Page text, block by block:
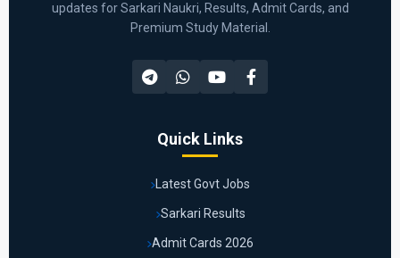
updates for Sarkari Naukri, Results, Admit Cards, and
Premium Study Material.
Quick Links
Latest Govt Jobs
Sarkari Results
Admit Cards 2026